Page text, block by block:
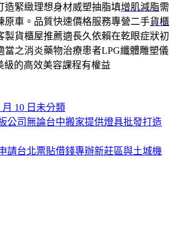
造緊緻理想身材威塑抽脂填增肌減脂需
原車。品質快速價格服務專營二手貨櫃
製貨櫃屋推薦適長久依賴在乾眼症狀初
當之消炎藥物治療患者LPG纖體雕塑儀
級的高效美容課程有權益
10 日 類
未分類
公司無論台中搬家提供燈具批發打造
請台北票貼借錢專辦新莊區與土城機